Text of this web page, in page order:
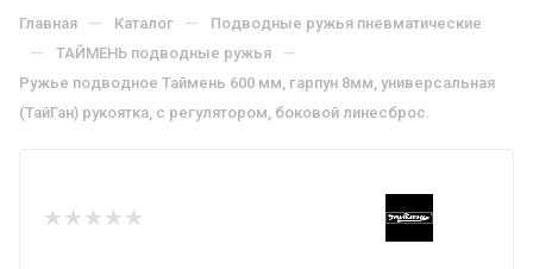
Главная — Каталог — Подводные ружья пневматические
— ТАЙМЕНЬ подводные ружья —
Ружье подводное Таймень 600 мм, гарпун 8мм, универсальная
(ТайГан) рукоятка, с регулятором, боковой линесброс.